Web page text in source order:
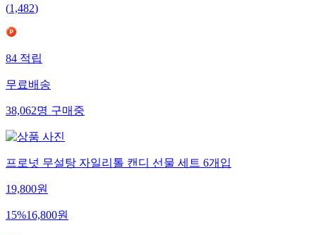
(1,482)
84적립
무료배송
38,062명구매중
프로넛 무설탕 자일리톨 캔디 선물 세트 6개입
19,800원
15%16,800원